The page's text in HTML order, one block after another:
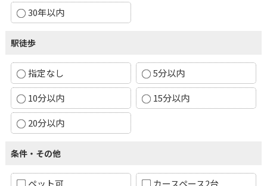
30年以内
駅徒歩
指定なし
5分以内
10分以内
15分以内
20分以内
条件・その他
ペット可
カースペース2台